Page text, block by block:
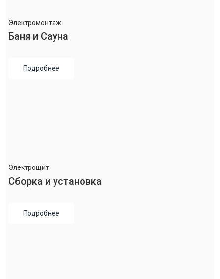
Электромонтаж
Баня и Сауна
Подробнее
Электрощит
Сборка и установка
Подробнее